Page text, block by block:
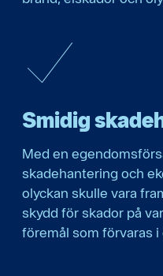
Smidig
Med en
skadehantering och
olyckan skulle vara
skydd för skador på
föremål som förvaras i